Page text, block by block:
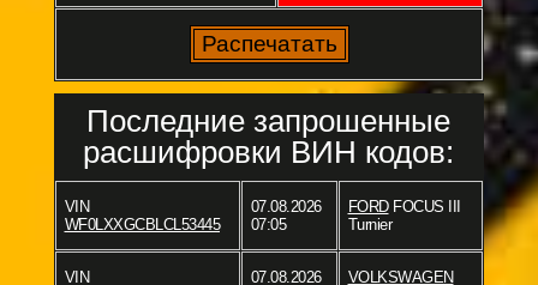
Последние запрошенные
расшифровки ВИН кодов:
VIN
WF0LXXGCBLCL53445
07.08.2026
07:05
FORDFOCUS III
Turnier
VIN
07.08.2026
VOLKSWAGEN